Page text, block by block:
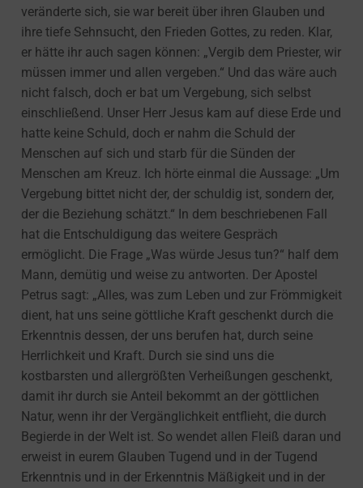
veränderte sich, sie war bereit über ihren Glauben und
ihre tiefe Sehnsucht, den Frieden Gottes, zu reden. Klar,
er hätte ihr auch sagen können: „Vergib dem Priester, wir
müssen immer und allen vergeben.“ Und das wäre auch
nicht falsch, doch er bat um Vergebung, sich selbst
einschließend. Unser Herr Jesus kam auf diese Erde und
hatte keine Schuld, doch er nahm die Schuld der
Menschen auf sich und starb für die Sünden der
Menschen am Kreuz. Ich hörte einmal die Aussage: „Um
Vergebung bittet nicht der, der schuldig ist, sondern der,
der die Beziehung schätzt.“ In dem beschriebenen Fall
hat die Entschuldigung das weitere Gespräch
ermöglicht. Die Frage „Was würde Jesus tun?“ half dem
Mann, demütig und weise zu antworten. Der Apostel
Petrus sagt: „Alles, was zum Leben und zur Frömmigkeit
dient, hat uns seine göttliche Kraft geschenkt durch die
Erkenntnis dessen, der uns berufen hat, durch seine
Herrlichkeit und Kraft. Durch sie sind uns die
kostbarsten und allergrößten Verheißungen geschenkt,
damit ihr durch sie Anteil bekommt an der göttlichen
Natur, wenn ihr der Vergänglichkeit entflieht, die durch
Begierde in der Welt ist. So wendet allen Fleiß daran und
erweist in eurem Glauben Tugend und in der Tugend
Erkenntnis und in der Erkenntnis Mäßigkeit und in der